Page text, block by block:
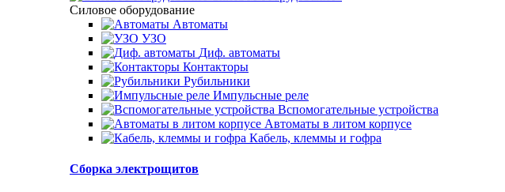
Силовое оборудование
Автоматы
УЗО
Диф. автоматы
Контакторы
Рубильники
Импульсные реле
Вспомогательные устройства
Автоматы в литом корпусе
Кабель, клеммы и гофра
Сборка электрощитов